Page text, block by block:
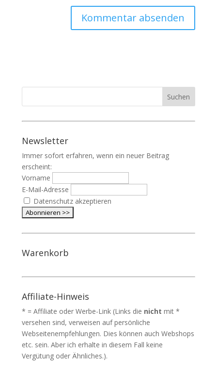
Newsletter
Immer sofort erfahren, wenn ein neuer Beitrag
erscheint:
Vorname
E-Mail-Adresse
Datenschutz akzeptieren
Warenkorb
Affiliate-Hinweis
* = Affiliate oder Werbe-Link (Links die nicht mit *
versehen sind, verweisen auf persönliche
Webseitenempfehlungen. Dies können auch Webshops
etc. sein. Aber ich erhalte in diesem Fall keine
Vergütung oder Ähnliches.).